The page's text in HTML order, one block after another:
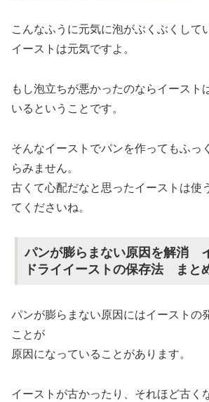
こんなふうに元気に泡がぶくぶくして
イーストは元気ですよ。
もし泡立ちが悪かったのならイースト
いるということです。
そんなイーストでパンを作ってもふっ
らみません。
古くて心配だなと思ったイーストは使
てくださいね。
パンが膨らまない原因を解消
ドライイーストの保存法 まと
パンが膨らまない原因にはイーストの
ことが
原因になっていることがあります。
イーストが古かったり、それほど古く